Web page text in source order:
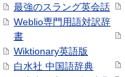
最強のスラング英会話
Weblio専門用語対訳辞
書
Wiktionary英語版
白水社 中国語辞典